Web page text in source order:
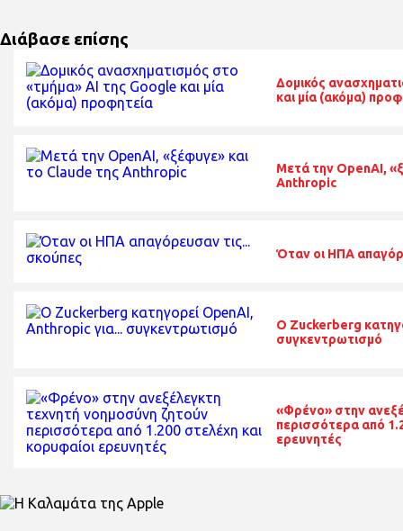
Διάβασε επίσης
Δομικός
και μία (ακόμα)
Μετά την OpenAI,
Anthropic
Όταν οι ΗΠΑ
O Zuckerberg
συγκεντρωτισμό
«Φρένο» στην
περισσότερα από
ερευνητές